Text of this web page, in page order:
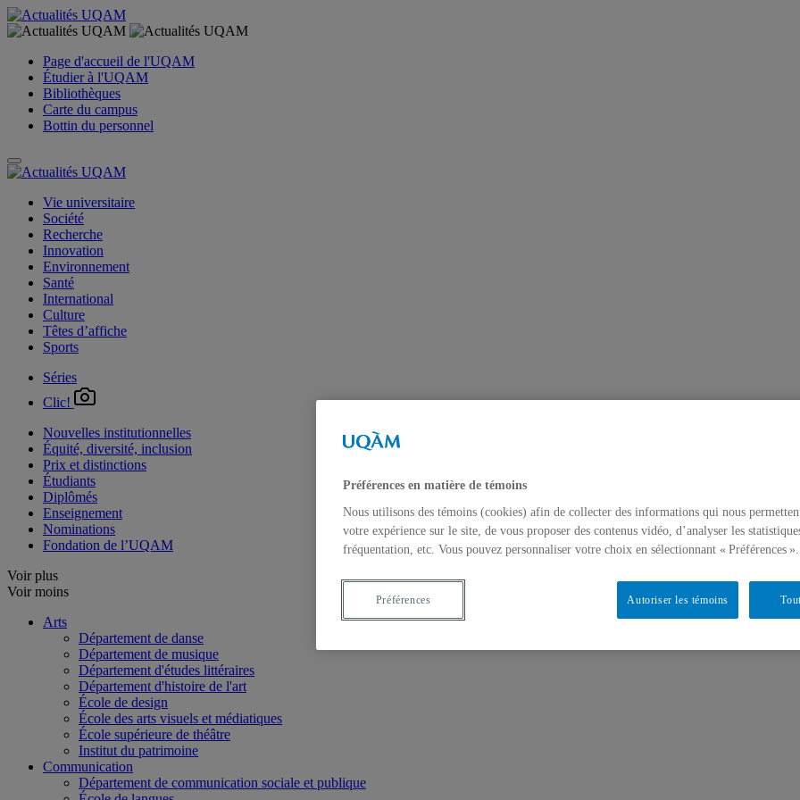
Page d'accueil de l'UQAM
Étudier à l'UQAM
Bibliothèques
Carte du campus
Bottin du personnel
Vie universitaire
Société
Recherche
Innovation
Environnement
Santé
International
Culture
Têtes d’affiche
Sports
Séries
Clic!
Nouvelles institutionnelles
Équité, diversité, inclusion
Prix et distinctions
Étudiants
Diplômés
Enseignement
Nominations
Fondation de l’UQAM
Voir plus
Voir moins
Arts
Département de danse
Département de musique
Département d'études littéraires
Département d'histoire de l'art
École de design
École des arts visuels et médiatiques
École supérieure de théâtre
Institut du patrimoine
Communication
Département de communication sociale et publique
Préférences en matière de témoins
Nous utilisons des témoins (cookies) afin de collecter des informations qui nous
votre expérience sur le site, de vous proposer des contenus vidéo, d’analyser les
fréquentation, etc. Vous pouvez personnaliser votre choix en sélectionnant « Préférences ».
Autoriser les témoins
Préférences